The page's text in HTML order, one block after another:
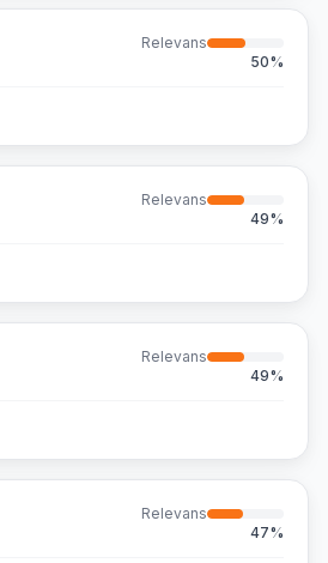
Relevans
50%
Relevans
49%
Relevans
49%
Relevans
47%